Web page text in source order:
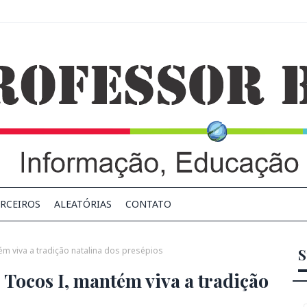
ALEATÓRIAS CONTATO
viva a tradição natalina dos presépios
I, mantém viva a tradição